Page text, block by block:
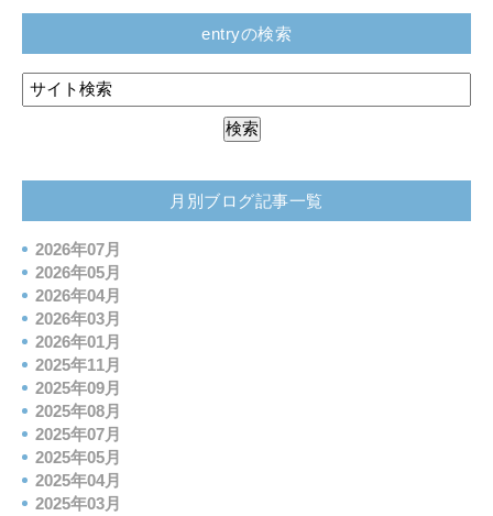
entryの検索
月別ブログ記事一覧
2026年07月
2026年05月
2026年04月
2026年03月
2026年01月
2025年11月
2025年09月
2025年08月
2025年07月
2025年05月
2025年04月
2025年03月